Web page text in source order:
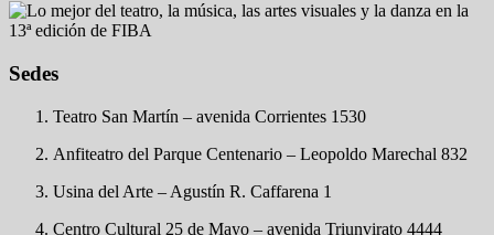
Sedes
Teatro San Martín – avenida Corrientes 1530
Anfiteatro del Parque Centenario – Leopoldo Marechal 832
Usina del Arte – Agustín R. Caffarena 1
Centro Cultural 25 de Mayo – avenida Triunvirato 4444